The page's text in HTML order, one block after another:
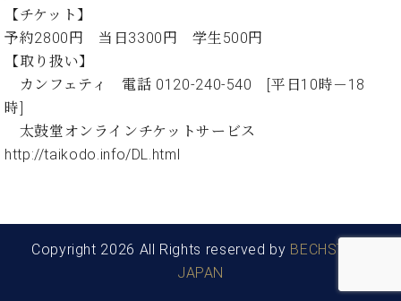
い
わ
せ
ー
カ
【チケット】
予約2800円 当日3300円 学生500円
【取り扱い】
カンフェティ 電話 0120-240-540 [平日10時－18
太鼓堂オンラインチケットサービス
http://taikodo.info/DL.html
Copyright 2026 All Rights reserved by BECHSTEIN
JAPAN